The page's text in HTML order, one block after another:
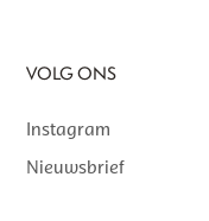
VOLG ONS
Instagram
Nieuwsbrief